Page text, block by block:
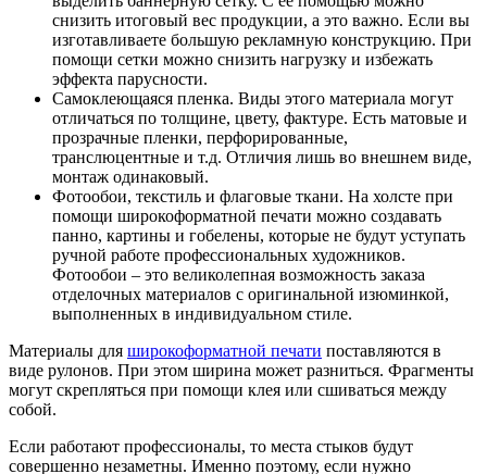
снизить итоговый вес продукции, а это важно. Если вы
изготавливаете большую рекламную конструкцию. При
помощи сетки можно снизить нагрузку и избежать
эффекта парусности.
Самоклеющаяся пленка. Виды этого материала могут
отличаться по толщине, цвету, фактуре. Есть матовые и
прозрачные пленки, перфорированные,
транслюцентные и т.д. Отличия лишь во внешнем виде,
монтаж одинаковый.
Фотообои, текстиль и флаговые ткани. На холсте при
помощи широкоформатной печати можно создавать
панно, картины и гобелены, которые не будут уступать
ручной работе профессиональных художников.
Фотообои – это великолепная возможность заказа
отделочных материалов с оригинальной изюминкой,
выполненных в индивидуальном стиле.
Материалы для широкоформатной печати поставляются в
виде рулонов. При этом ширина может разниться. Фрагменты
могут скрепляться при помощи клея или сшиваться между
собой.
Если работают профессионалы, то места стыков будут
совершенно незаметны. Именно поэтому, если нужно